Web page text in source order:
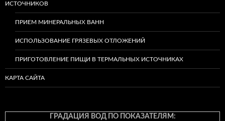
ИСТОЧНИКОВ
ПРИЕМ МИНЕРАЛЬНЫХ ВАНН
ИСПОЛЬЗОВАНИЕ ГРЯЗЕВЫХ ОТЛОЖЕНИЙ
ПРИГОТОВЛЕНИЕ ПИЩИ В ТЕРМАЛЬНЫХ ИСТОЧНИКАХ
КАРТА САЙТА
ГРАДАЦИЯ ВОД ПО ПОКАЗАТЕЛЯМ: